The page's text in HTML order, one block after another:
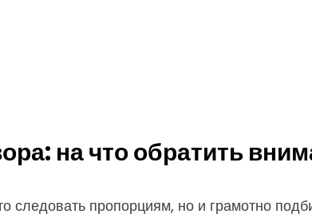
на что обратить
следовать пропорциям, но и грамотно